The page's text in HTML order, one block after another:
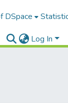
DSpace
Log In